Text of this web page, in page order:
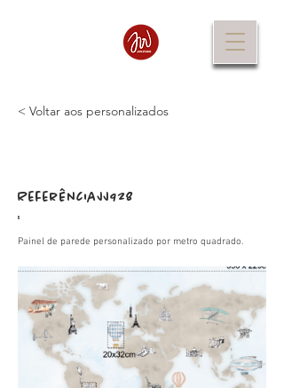
< Voltar aos personalizados
Referência
:
JJ928
Painel de parede personalizado por metro quadrado.